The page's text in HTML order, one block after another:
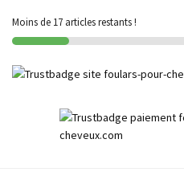
Moins de 17 articles restants !